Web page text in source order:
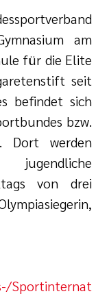
am
für die Elite
seit
befindet sich
bzw.
Dort werden
von drei
Sportinternat